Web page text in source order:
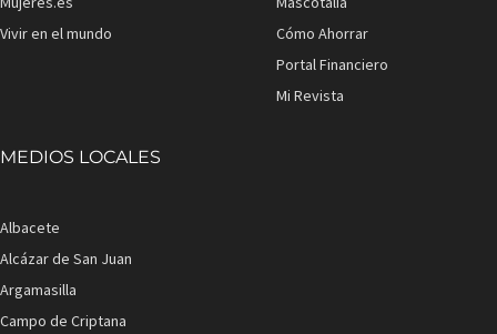
Vivir en el mundo
Cómo Ahorrar
Portal Financiero
Mi Revista
MEDIOS LOCALES
Albacete
Alcázar de San Juan
Argamasilla
Campo de Criptana